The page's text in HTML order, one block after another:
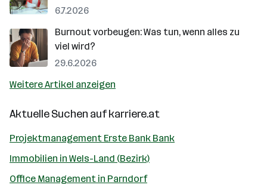
6.7.2026
Burnout vorbeugen: Was tun, wenn alles zu
viel wird?
29.6.2026
Weitere Artikel anzeigen
Aktuelle Suchen aufkarriere.at
Projektmanagement Erste Bank Bank
Immobilien in Wels-Land (Bezirk)
Office Management in Parndorf